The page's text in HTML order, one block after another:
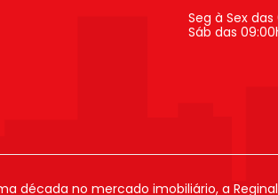
Seg à Sex das
Sáb das
década no mercado imobiliário, a